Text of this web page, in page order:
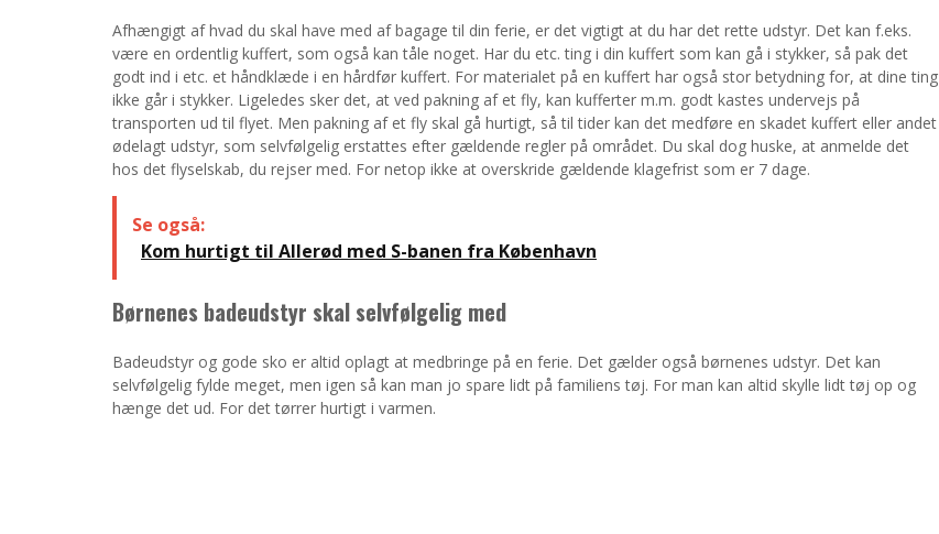
Afhængigt af hvad du skal have med af bagage til din ferie, er det vigtigt at du har det rette udstyr. Det kan f.eks.
være en ordentlig kuffert, som også kan tåle noget. Har du etc. ting i din kuffert som kan gå i stykker, så pak det
godt ind i etc. et håndklæde i en hårdfør kuffert. For materialet på en kuffert har også stor betydning for, at dine ting
ikke går i stykker. Ligeledes sker det, at ved pakning af et fly, kan kufferter m.m. godt kastes undervejs på
transporten ud til flyet. Men pakning af et fly skal gå hurtigt, så til tider kan det medføre en skadet kuffert eller andet
ødelagt udstyr, som selvfølgelig erstattes efter gældende regler på området. Du skal dog huske, at anmelde det
hos det flyselskab, du rejser med. For netop ikke at overskride gældende klagefrist som er 7 dage.
Se også:
Kom hurtigt til Allerød med S-banen fra København
Børnenes badeudstyr skal selvfølgelig med
Badeudstyr og gode sko er altid oplagt at medbringe på en ferie. Det gælder også børnenes udstyr. Det kan
selvfølgelig fylde meget, men igen så kan man jo spare lidt på familiens tøj. For man kan altid skylle lidt tøj op og
hænge det ud. For det tørrer hurtigt i varmen.